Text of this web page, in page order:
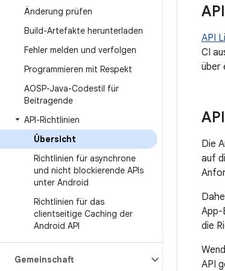
Änderung prüfen
Build-Artefakte herunterladen
Fehler melden und verfolgen
Programmieren mit Respekt
AOSP-Java-Codestil für
Beitragende
API-Richtlinien
Übersicht
Richtlinien für asynchrone
und nicht blockierende APIs
unter Android
Richtlinien für das
clientseitige Caching der
Android API
Gemeinschaft
API
CI
über
Die
auf
App-
die
API